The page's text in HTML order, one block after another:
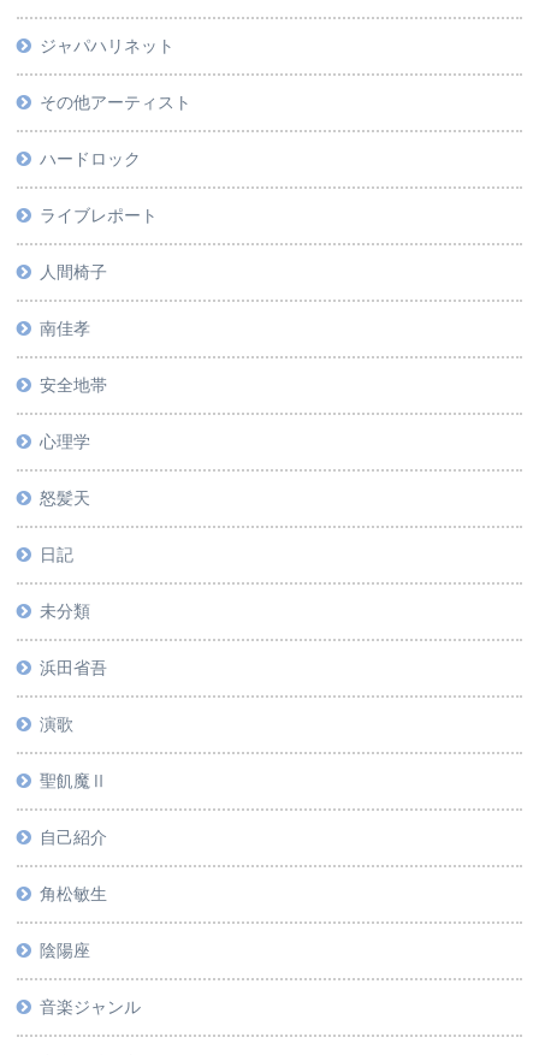
ジャパハリネット
その他アーティスト
ハードロック
ライブレポート
人間椅子
南佳孝
安全地帯
心理学
怒髪天
日記
未分類
浜田省吾
演歌
聖飢魔Ⅱ
自己紹介
角松敏生
陰陽座
音楽ジャンル